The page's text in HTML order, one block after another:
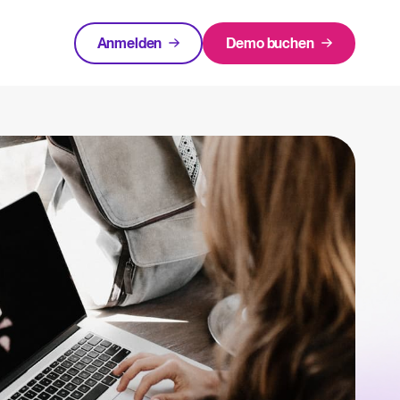
Recruiting per WhatsApp: So
geht's smart
Lesen
Anmelden Demo buchen
rund um Recruiting-Themen.
ist es wichtigt und wie kann ein ATS helfen, eine erfolgreiche Strategie
zu bewerten und zu nutzen.
Login